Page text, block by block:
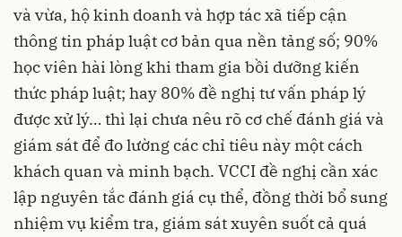
và vừa, hộ kinh doanh và hợp tác xã tiếp cận
thông tin pháp luật cơ bản qua nền tảng số; 90%
học viên hài lòng khi tham gia bồi dưỡng kiến
thức pháp luật; hay 80% đề nghị tư vấn pháp lý
được xử lý… thì lại chưa nêu rõ cơ chế đánh giá và
giám sát để đo lường các chỉ tiêu này một cách
khách quan và minh bạch. VCCI đề nghị cần xác
lập nguyên tắc đánh giá cụ thể, đồng thời bổ sung
nhiệm vụ kiểm tra, giám sát xuyên suốt cả quá